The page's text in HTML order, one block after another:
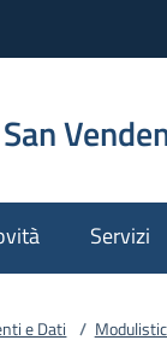
Servizi
e Dati /